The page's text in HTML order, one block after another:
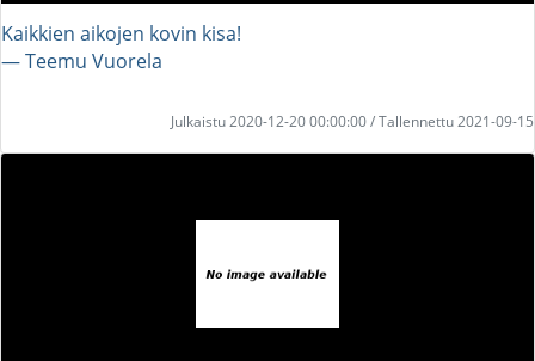
Kaikkien aikojen kovin kisa!
― Teemu Vuorela
Julkaistu 2020-12-20 00:00:00 / Tallennettu 2021-09-15